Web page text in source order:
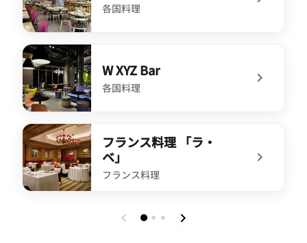
各国料理
undefined The WAREHOUSE
W XYZ Bar
各国料理
undefined W XYZ Bar
フランス料理 「ラ・
ベ」
フランス料理
undefined フランス料理 「ラ・ベ」